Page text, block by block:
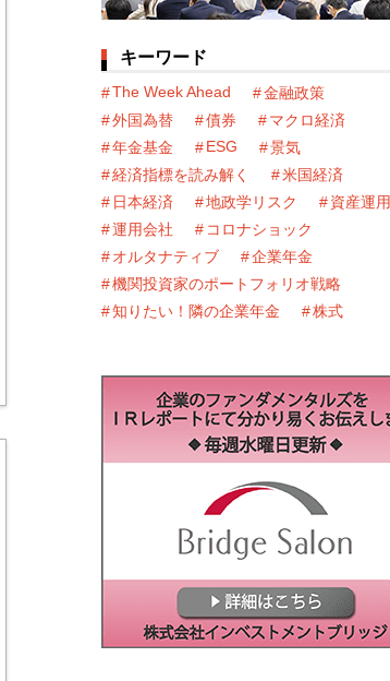
キーワード
The Week Ahead
金融政策
外国為替
債券
マクロ経済
年金基金
ESG
景気
経済指標を読み解く
米国経済
日本経済
地政学リスク
資産運用
運用会社
コロナショック
オルタナティブ
企業年金
機関投資家のポートフォリオ戦略
知りたい！隣の企業年金
株式